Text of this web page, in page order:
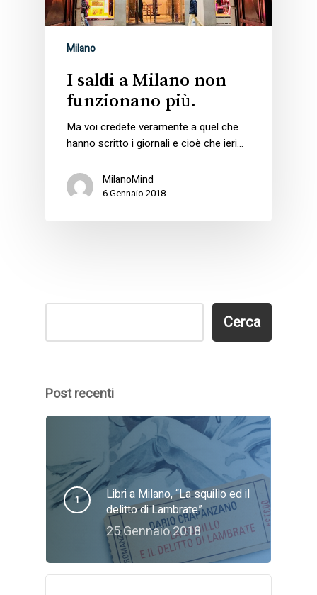
Milano
I saldi a Milano non
funzionano più.
Ma voi credete veramente a quel che
hanno scritto i giornali e cioè che ieri…
MilanoMind
6 Gennaio 2018
Cerca
Post recenti
Libri a Milano, “La squillo ed il
delitto di Lambrate”
25 Gennaio 2018